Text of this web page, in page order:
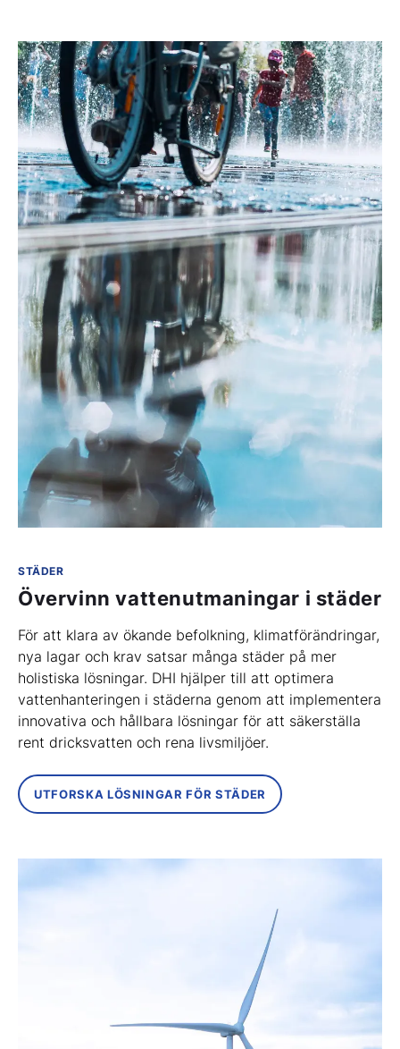
STÄDER
Övervinn vattenutmaningar i städer
För att klara av ökande befolkning, klimatförändringar,
nya lagar och krav satsar många städer på mer
holistiska lösningar. DHI hjälper till att optimera
vattenhanteringen i städerna genom att implementera
innovativa och hållbara lösningar för att säkerställa
rent dricksvatten och rena livsmiljöer.
UTFORSKA LÖSNINGAR FÖR STÄDER